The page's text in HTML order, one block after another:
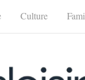
Culture